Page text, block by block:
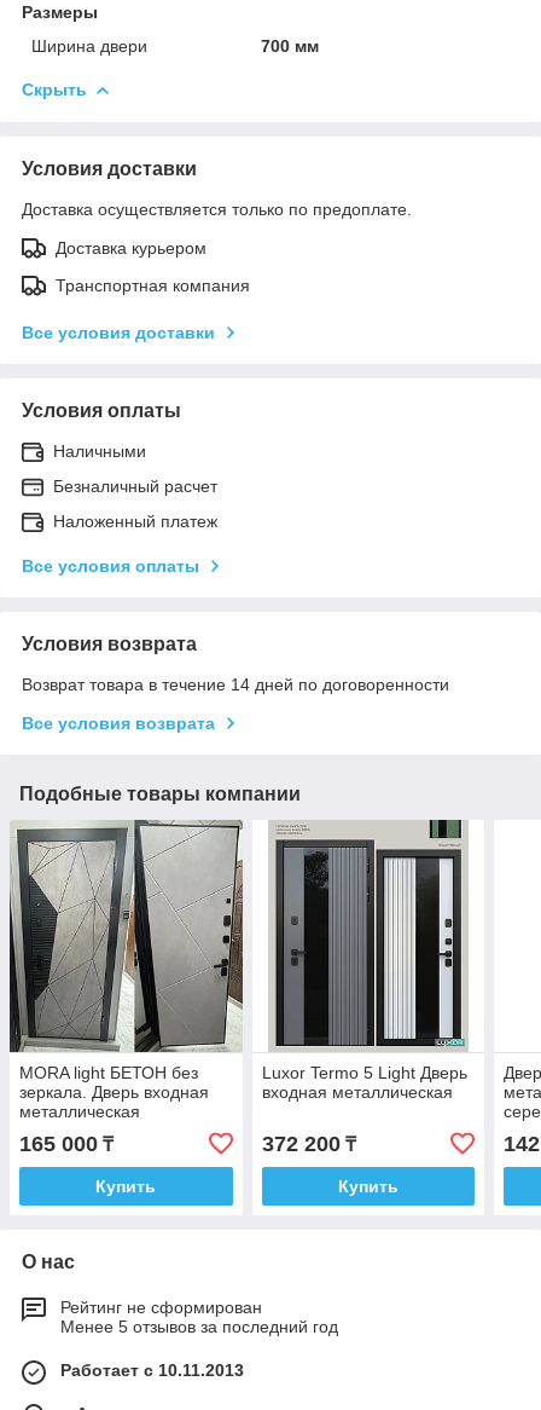
Размеры
Ширина двери
700 мм
Скрыть
Условия доставки
Доставка осуществляется только по предоплате.
Доставка курьером
Транспортная компания
Все условия доставки
Условия оплаты
Наличными
Безналичный расчет
Наложенный платеж
Все условия оплаты
Условия возврата
Возврат товара в течение 14 дней по договоренности
Все условия возврата
Подобные товары компании
MORA light БЕТОН без
зеркала. Дверь входная
металлическая
165 000 ₸
Купить
Luxor Termo 5 Light Дверь
входная металлическая
372 200₸
Купить
О нас
Рейтинг не сформирован
Менее 5 отзывов за последний год
Работает с 10.11.2013